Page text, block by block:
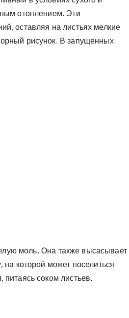
отоплением. Эти
оставляя на листьях мелкие
рисунок. В запущенных
моль. Она также высасывает
на которой может поселиться
питаясь соком листьев.